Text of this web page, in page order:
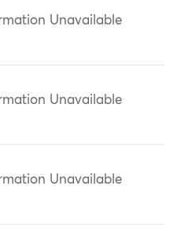
Unavailable
Unavailable
Unavailable